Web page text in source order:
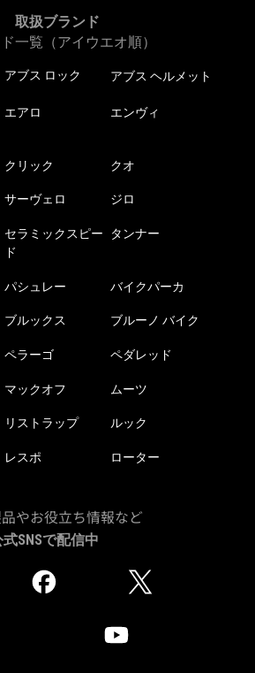
取扱ブランド
一覧（アイウエオ順）
アブス ロック アブス ヘルメット
エアロ エンヴィ
クリック クオ
サーヴェロ ジロ
セラミックスピー
ド
タンナー
パシュレー バイクパーカ
ブルックス ブルーノ バイク
ペラーゴ ペダレッド
マックオフ ムーツ
リストラップ ルック
レスポ ローター
やお役立ち情報など
式SNSで配信中